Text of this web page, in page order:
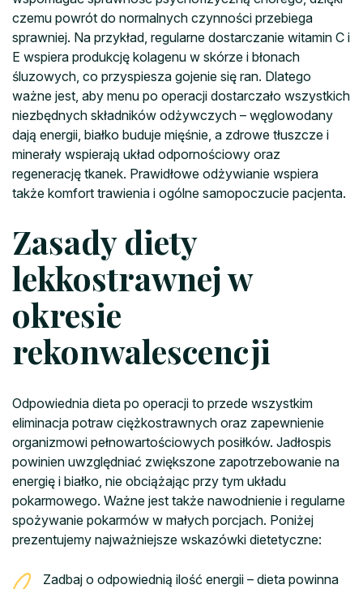
czemu powrót do normalnych czynności przebiega
sprawniej. Na przykład, regularne dostarczanie witamin C i
E wspiera produkcję kolagenu w skórze i błonach
śluzowych, co przyspiesza gojenie się ran. Dlatego
ważne jest, aby menu po operacji dostarczało wszystkich
niezbędnych składników odżywczych – węglowodany
dają energii, białko buduje mięśnie, a zdrowe tłuszcze i
minerały wspierają układ odpornościowy oraz
regenerację tkanek. Prawidłowe odżywianie wspiera
także komfort trawienia i ogólne samopoczucie pacjenta.
Zasady diety
lekkostrawnej w
okresie
rekonwalescencji
Odpowiednia dieta po operacji to przede wszystkim
eliminacja potraw ciężkostrawnych oraz zapewnienie
organizmowi pełnowartościowych posiłków. Jadłospis
powinien uwzględniać zwiększone zapotrzebowanie na
energię i białko, nie obciążając przy tym układu
pokarmowego. Ważne jest także nawodnienie i regularne
spożywanie pokarmów w małych porcjach. Poniżej
prezentujemy najważniejsze wskazówki dietetyczne:
Zadbaj o odpowiednią ilość energii – dieta powinna